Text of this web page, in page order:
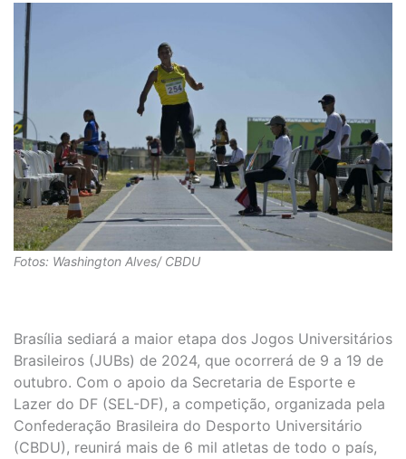
Fotos: Washington Alves/ CBDU
Brasília sediará a maior etapa dos Jogos Universitários
Brasileiros (JUBs) de 2024, que ocorrerá de 9 a 19 de
outubro. Com o apoio da Secretaria de Esporte e
Lazer do DF (SEL-DF), a competição, organizada pela
Confederação Brasileira do Desporto Universitário
(CBDU), reunirá mais de 6 mil atletas de todo o país,